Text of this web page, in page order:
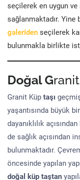
seçilerek en uygun ve
sağlanmaktadır. Yine
galeriden seçilerek
bulunmakla birlikte
Doğal Granit
Granit Küp taşı
yaşantısında büyük
dayanıklılık
de sağlık açısından
bulunmaktadır.
öncesinde yapılan
doğal küp taştan